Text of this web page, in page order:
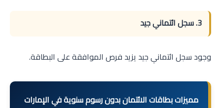
3. سجل ائتماني جيد
وجود سجل ائتماني جيد يزيد فرص الموافقة على البطاقة.
مميزات بطاقات الائتمان بدون رسوم سنوية في الإمارات